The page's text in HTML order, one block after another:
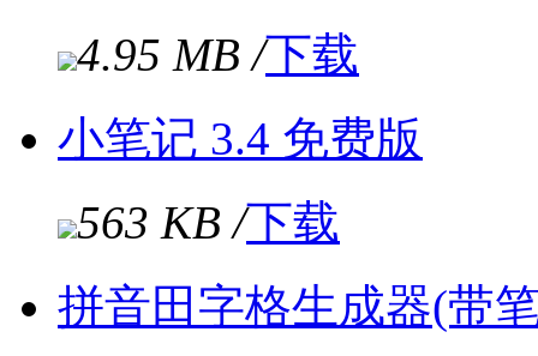
4.95 MB /下载
小笔记 3.4 免费版
563 KB /下载
拼音田字格生成器(带